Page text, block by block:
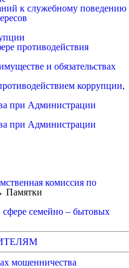
к служебному поведению
противодействия
и обязательствах
коррупции,
при Администрации
при Администрации
комиссия по
Памятки
семейно – бытовых
мошенничества